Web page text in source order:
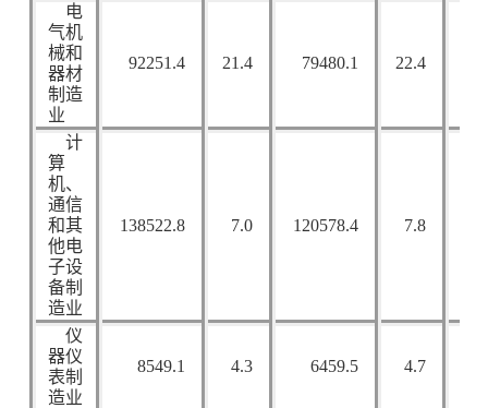
电
气机
械和
器材
制造
业
92251.4 21.4 79480.1 22.4
计
算
机、
通信
和其
他电
子设
备制
造业
138522.8 7.0 120578.4 7.8
仪
器仪
表制
造业
8549.1 4.3 6459.5 4.7